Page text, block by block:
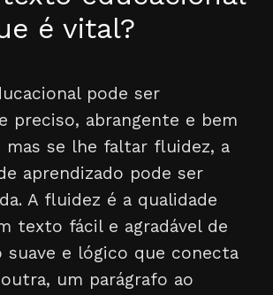
é vital?
pode ser
preciso, abrangente e bem
se lhe faltar fluidez, a
aprendizado pode ser
A fluidez é a qualidade
texto fácil e agradável de
suave e lógico que conecta
um parágrafo ao